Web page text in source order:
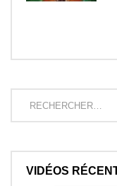
VIDÉOS